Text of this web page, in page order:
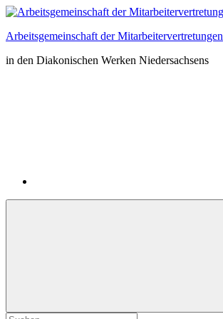
Zum
springen
Arbeitsgemeinschaft der Mitarbeitervertretungen
in den Diakonischen Werken Niedersachsens
Suchformular